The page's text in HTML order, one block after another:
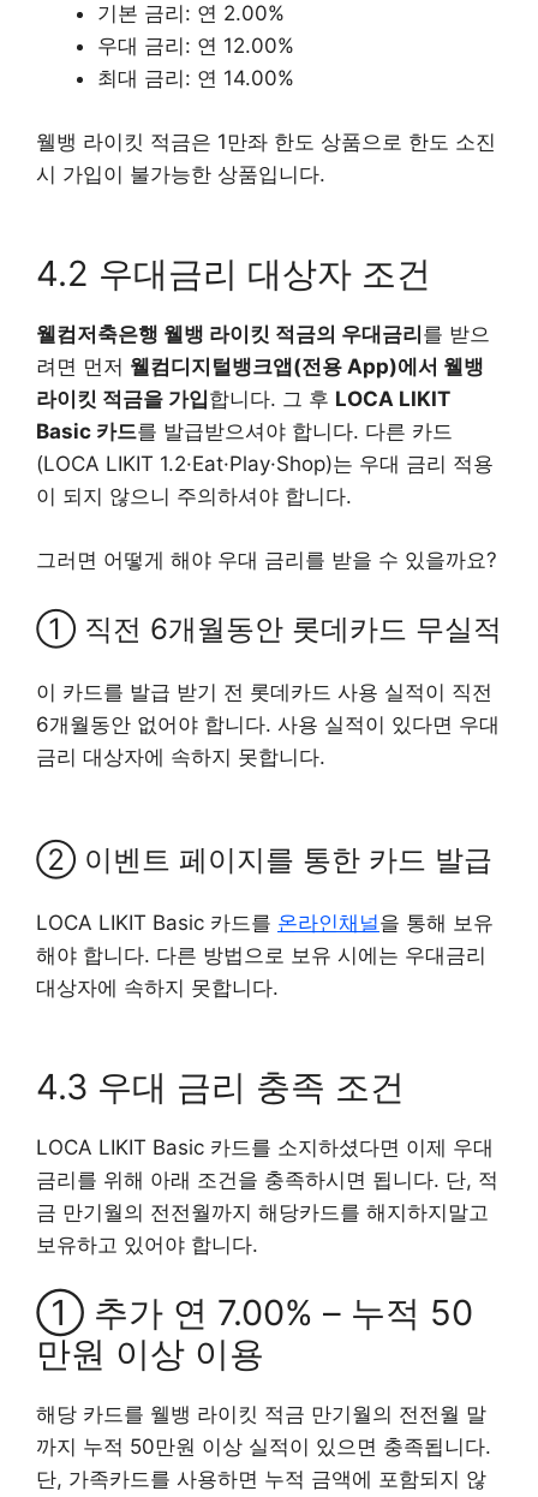
기본 금리: 연 2.00%
우대 금리: 연 12.00%
최대 금리: 연 14.00%
웰뱅 라이킷 적금은 1만좌 한도 상품으로 한도 소진
시 가입이 불가능한 상품입니다.
4.2 우대금리 대상자 조건
웰컴저축은행 웰뱅 라이킷 적금의 우대금리 를 받으
려면 먼저 웰컴디지털뱅크앱(전용 App)에서 웰뱅
라이킷 적금을 가입합니다. 그 후 LOCA LIKIT
Basic 카드를 발급받으셔야 합니다. 다른 카드
(LOCA LIKIT 1.2·Eat·Play·Shop)는 우대 금리 적용
이 되지 않으니 주의하셔야 합니다.
그러면 어떻게 해야 우대 금리를 받을 수 있을까요?
① 직전 6개월동안 롯데카드 무실적
이 카드를 발급 받기 전 롯데카드 사용 실적이 직전
6개월동안 없어야 합니다. 사용 실적이 있다면 우대
금리 대상자에 속하지 못합니다.
② 이벤트 페이지를 통한 카드 발급
LOCA LIKIT Basic 카드를 온라인채널을 통해 보유
해야 합니다. 다른 방법으로 보유 시에는 우대금리
대상자에 속하지 못합니다.
4.3 우대 금리 충족 조건
LOCA LIKIT Basic 카드를 소지하셨다면 이제 우대
금리를 위해 아래 조건을 충족하시면 됩니다. 단, 적
금 만기월의 전전월까지 해당카드를 해지하지말고
보유하고 있어야 합니다.
① 추가 연 7.00% – 누적 50
만원 이상 이용
해당 카드를 웰뱅 라이킷 적금 만기월의 전전월 말
까지 누적 50만원 이상 실적이 있으면 충족됩니다.
단, 가족카드를 사용하면 누적 금액에 포함되지 않